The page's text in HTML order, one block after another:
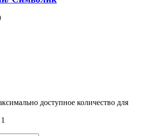
доступное количество для
1